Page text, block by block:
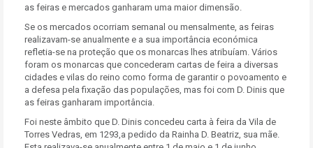
as feiras e mercados ganharam uma maior dimensão.
Se os mercados ocorriam semanal ou mensalmente, as feiras
realizavam-se anualmente e a sua importância económica
refletia-se na proteção que os monarcas lhes atribuíam. Vários
foram os monarcas que concederam cartas de feira a diversas
cidades e vilas do reino como forma de garantir o povoamento e
a defesa pela fixação das populações, mas foi com D. Dinis que
as feiras ganharam importância.
Foi neste âmbito que D. Dinis concedeu carta à feira da Vila de
Torres Vedras, em 1293,a pedido da Rainha D. Beatriz, sua mãe.